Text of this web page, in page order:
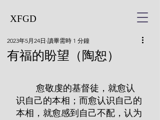
XFGD
有福的盼望（陶恕）
2023年5月24日 讀畢需時 1 分鐘
识自己的本相；而愈认识自己的
本相，就愈感到自己不配，认为